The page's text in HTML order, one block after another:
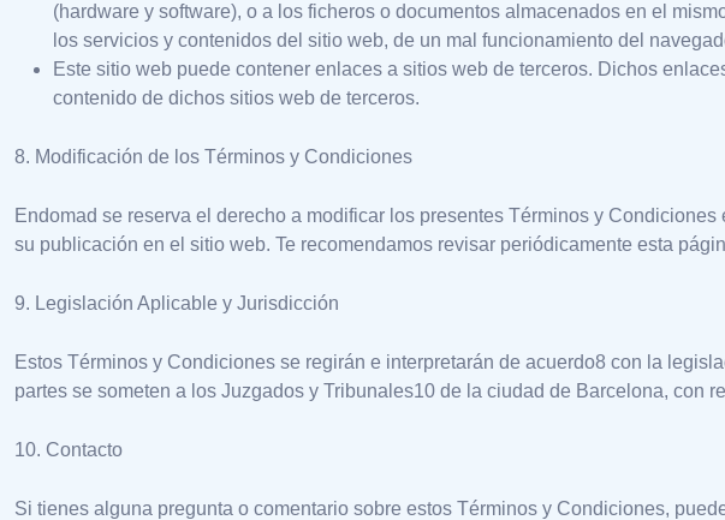
(hardware y software), o a los ficheros o documentos almacenados en el
los servicios y contenidos del sitio web, de un mal funcionamiento del
Este sitio web puede contener enlaces a sitios web de terceros. Dichos
contenido de dichos sitios web de terceros.
8. Modificación de los Términos y Condiciones
Endomad se reserva el derecho a modificar los presentes Términos y
su publicación en el sitio web. Te recomendamos revisar periódicamente esta
9. Legislación Aplicable y Jurisdicción
Estos Términos y Condiciones se regirán e interpretarán de acuerdo8 con la
partes se someten a los Juzgados y Tribunales10 de la ciudad de Barcelona, con
10. Contacto
Si tienes alguna pregunta o comentario sobre estos Términos y Condiciones,